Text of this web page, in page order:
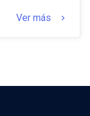
Ver más keyboard_arrow_right